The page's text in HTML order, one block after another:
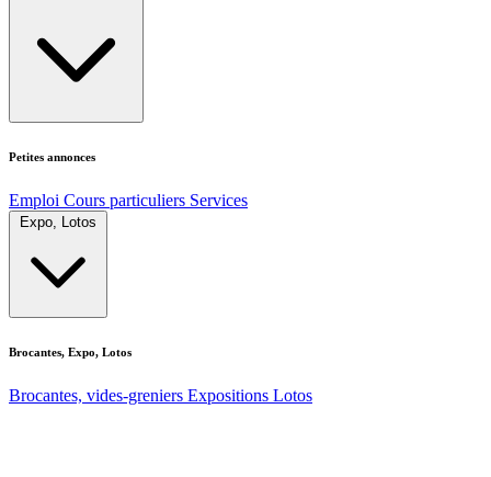
Petites annonces
Emploi Cours particuliers Services
Expo, Lotos
Brocantes, Expo, Lotos
Brocantes, vides-greniers Expositions Lotos